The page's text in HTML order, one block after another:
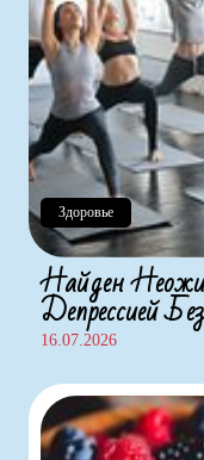
Здоровье
Найден
Депрессией
16.07.2026